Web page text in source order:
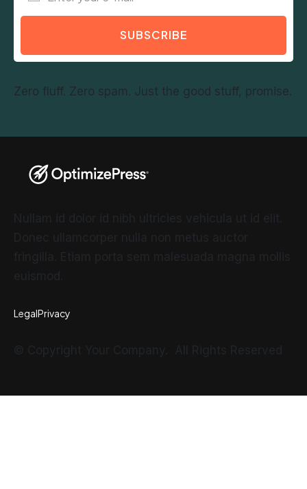
SUBSCRIBE
Zero fluff. Zero spam. Just the good stuff, promise.
LegalPrivacy